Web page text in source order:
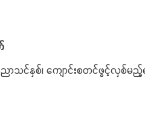
ာသင်နှစ်၊ ကျောင်းစတင်ဖွင့်လှ